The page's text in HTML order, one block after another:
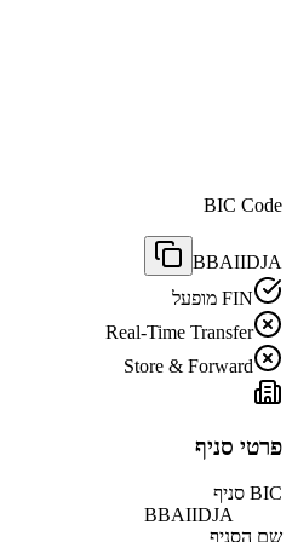
BIC Code
BBAIIDJA
FIN מופעל
Real-Time Transfer
Store & Forward
פרטי סניף
BIC סניף
BBAIIDJA
שם הסניף